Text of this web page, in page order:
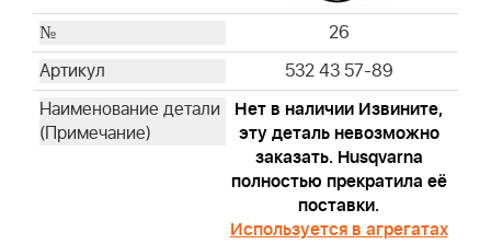
26
532 43 57-89
Нет в наличии Извините,
эту деталь невозможно
заказать. Husqvarna
полностью прекратила её
поставки.
Используется в агрегатах